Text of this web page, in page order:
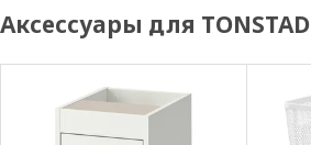
Аксессуары для TONSTAD